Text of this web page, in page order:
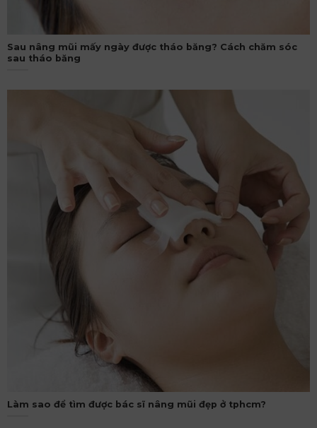
Sau nâng mũi mấy ngày được tháo băng? Cách chăm sóc
sau tháo băng
Làm sao để tìm được bác sĩ nâng mũi đẹp ở tphcm?